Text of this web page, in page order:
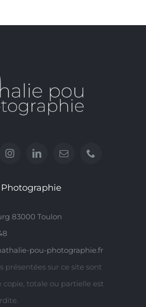
83000 Toulon
pou-photographie.fr
présentées sur ce site sont
copie, totale ou partielle est